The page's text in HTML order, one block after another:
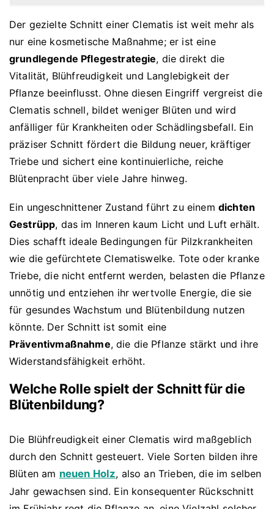
Der gezielte Schnitt einer Clematis ist weit mehr als
nur eine kosmetische Maßnahme; er ist eine
grundlegende Pflegestrategie, die direkt die
Vitalität, Blühfreudigkeit und Langlebigkeit der
Pflanze beeinflusst. Ohne diesen Eingriff vergreist die
Clematis schnell, bildet weniger Blüten und wird
anfälliger für Krankheiten oder Schädlingsbefall. Ein
präziser Schnitt fördert die Bildung neuer, kräftiger
Triebe und sichert eine kontinuierliche, reiche
Blütenpracht über viele Jahre hinweg.
Ein ungeschnittener Zustand führt zu einem dichten
Gestrüpp, das im Inneren kaum Licht und Luft erhält.
Dies schafft ideale Bedingungen für Pilzkrankheiten
wie die gefürchtete Clematiswelke. Tote oder kranke
Triebe, die nicht entfernt werden, belasten die Pflanze
unnötig und entziehen ihr wertvolle Energie, die sie
für gesundes Wachstum und Blütenbildung nutzen
könnte. Der Schnitt ist somit eine
Präventivmaßnahme, die die Pflanze stärkt und ihre
Widerstandsfähigkeit erhöht.
Welche Rolle spielt der Schnitt für die
Blütenbildung?
Die Blühfreudigkeit einer Clematis wird maßgeblich
durch den Schnitt gesteuert. Viele Sorten bilden ihre
Blüten am neuen Holz, also an Trieben, die im selben
Jahr gewachsen sind. Ein konsequenter Rückschnitt